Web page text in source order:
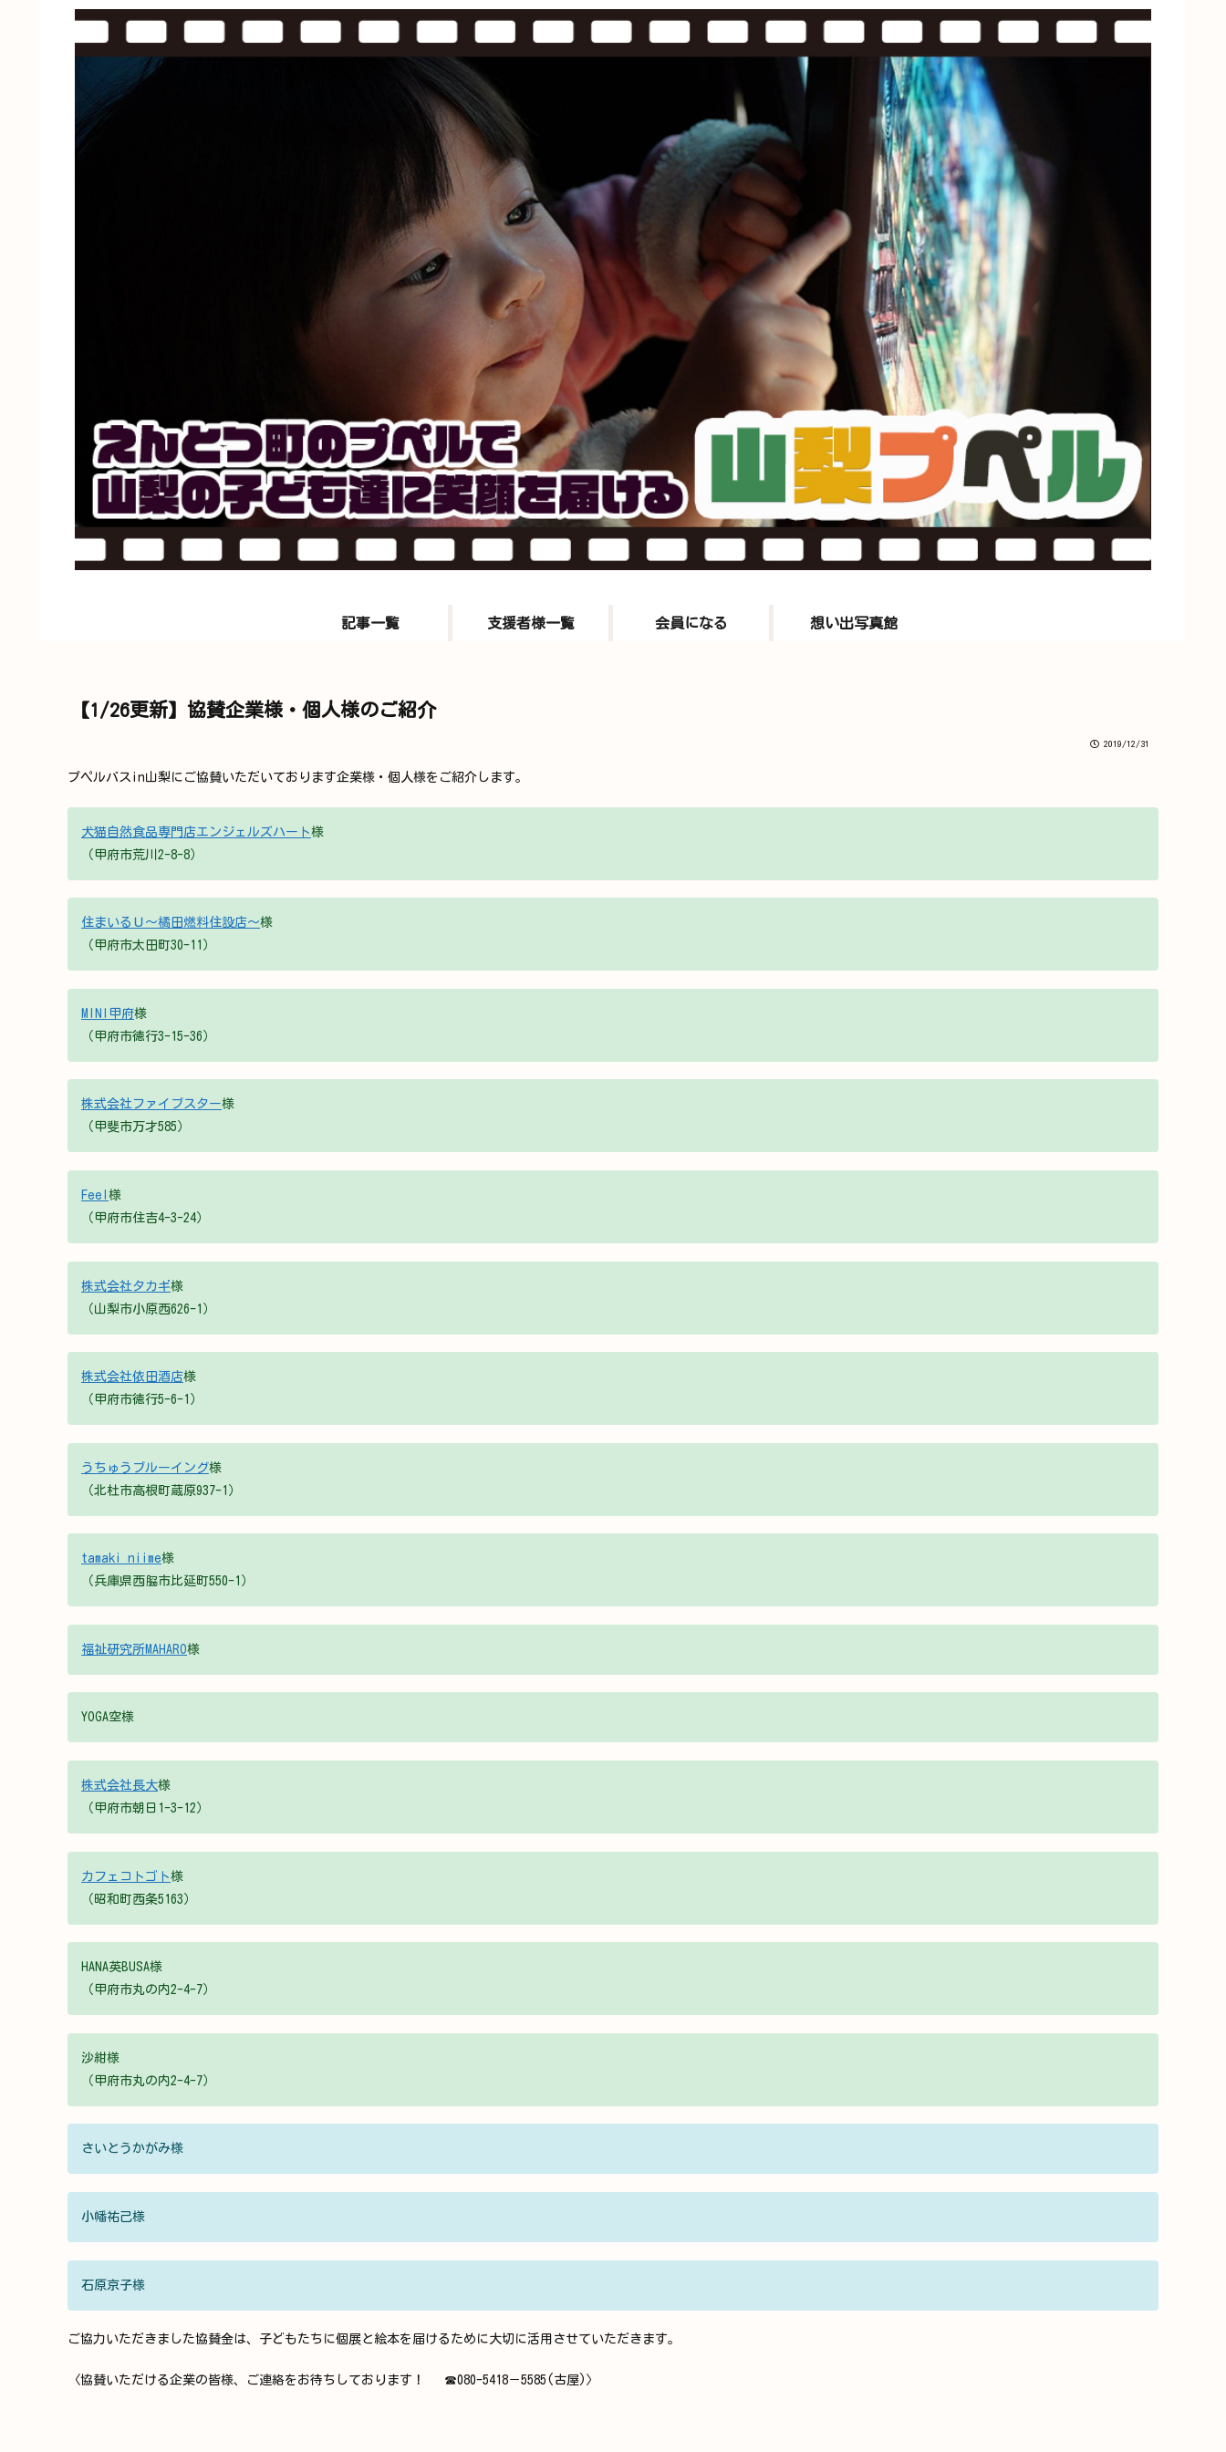
記事一覧 支援者様一覧 会員になる 想い出写真館
【1/26更新】協賛企業様・個人様のご紹介
2019/12/31
プペルバスin山梨にご協賛いただいております企業様・個人様をご紹介します。
犬猫自然食品専門店エンジェルズハート様
（甲府市荒川2-8-8）
住まいるＵ～橘田燃料住設店～様
（甲府市太田町30-11）
MINI甲府様
（甲府市徳行3-15-36）
株式会社ファイブスター様
（甲斐市万才585）
Feel 様
（甲府市住吉4-3-24）
株式会社タカギ様
（山梨市小原西626-1）
株式会社依田酒店様
（甲府市徳行5-6-1）
うちゅうブルーイング様
（北杜市高根町蔵原937-1）
tamaki niime様
（兵庫県西脇市比延町550-1）
福祉研究所MAHARO様
YOGA空様
株式会社長大様
（甲府市朝日1-3-12）
カフェコトゴト様
（昭和町西条5163）
HANA英BUSA様
（甲府市丸の内2-4-7）
沙紺様
（甲府市丸の内2-4-7）
さいとうかがみ様
小幡祐己様
石原京子様
ご協力いただきました協賛金は、子どもたちに個展と絵本を届けるために大切に活用させていただきます。
〈協賛いただける企業の皆様、ご連絡をお待ちしております！ ☎080-5418－5585(古屋)〉